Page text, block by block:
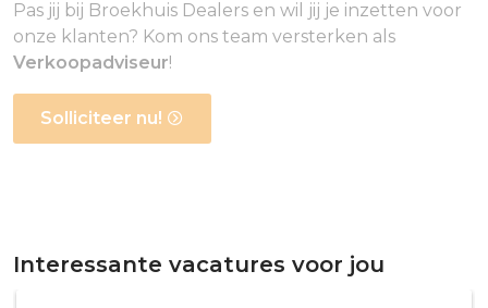
Pas jij bij Broekhuis Dealers en wil jij je inzetten voor
onze klanten? Kom ons team versterken als
Verkoopadviseur!
Solliciteer nu!
Interessante vacatures voor jou